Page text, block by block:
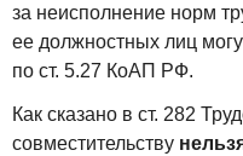
за неисполнение норм
ее должностных лиц
по ст. 5.27 КоАП РФ.
Как сказано в ст. 282
совместительству